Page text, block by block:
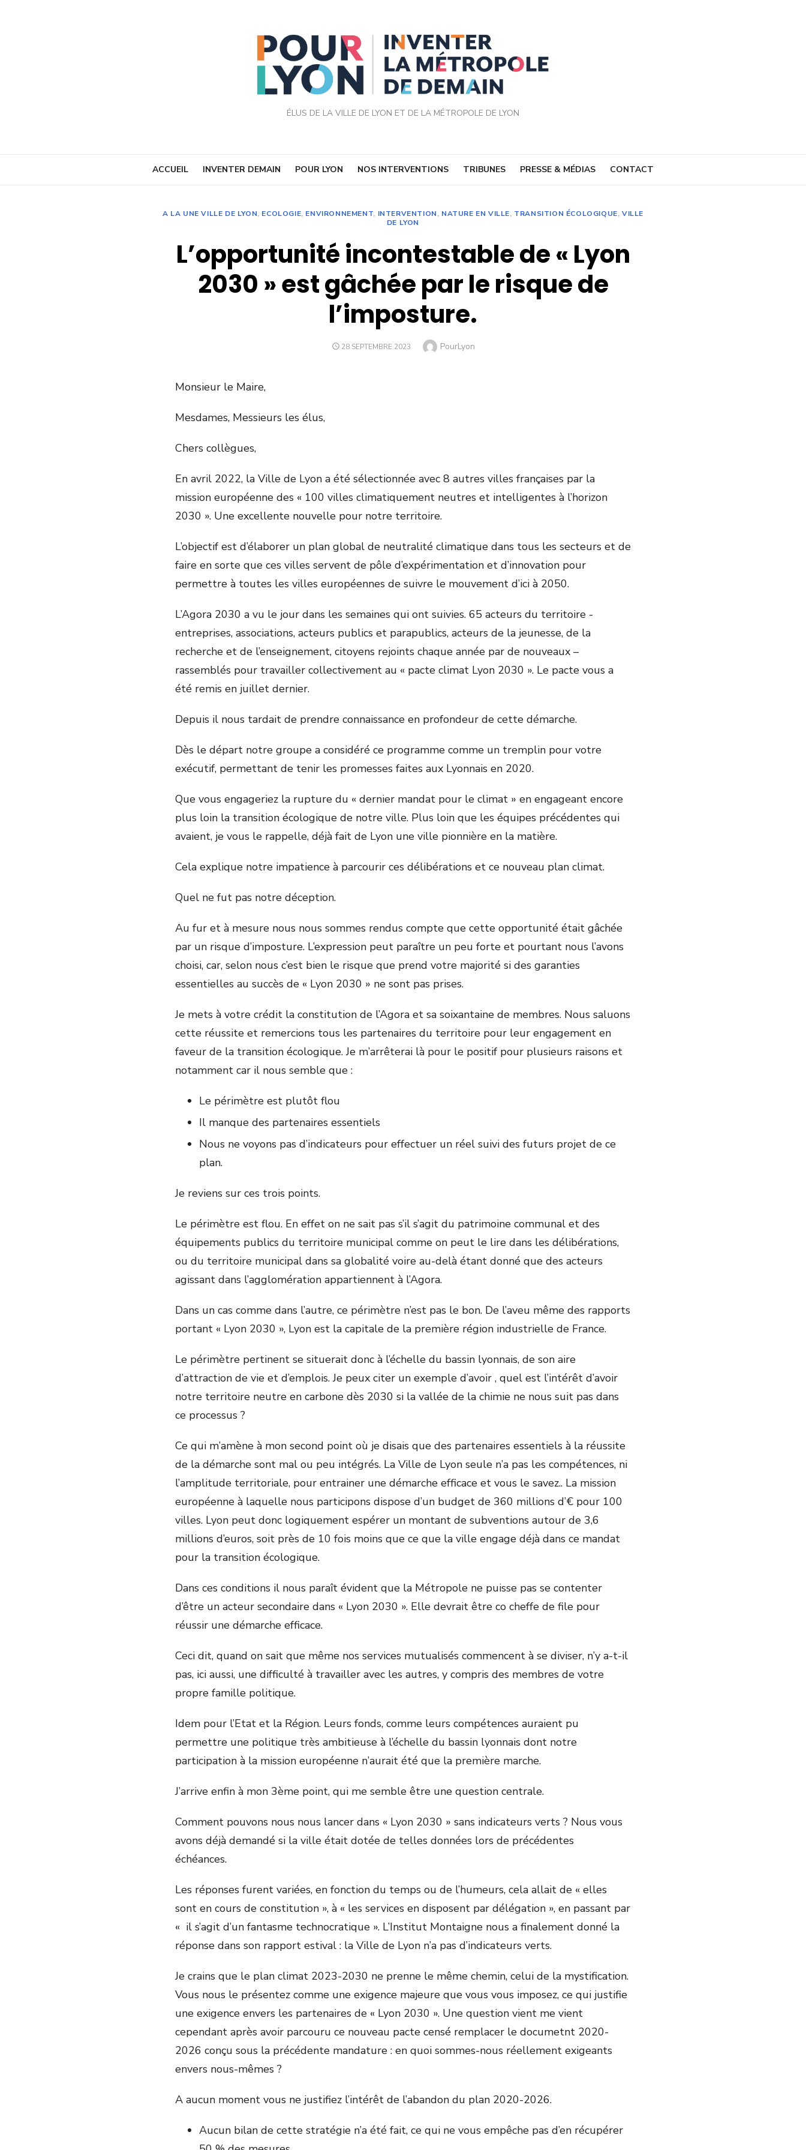
ÉLUS DE LA VILLE DE LYON ET DE LA MÉTROPOLE DE LYON
ACCUEIL INVENTER DEMAIN POUR LYON NOS INTERVENTIONS TRIBUNES PRESSE & MÉDIAS CONTACT
A LA UNE VILLE DE LYON, ECOLOGIE, ENVIRONNEMENT, INTERVENTION, NATURE EN VILLE, TRANSITION ÉCOLOGIQUE, VILLE
DE LYON
L’opportunité incontestable de « Lyon
2030 » est gâchée par le risque de
l’imposture.
POSTED
28 SEPTEMBRE 2023 Author
PourLyon
Monsieur le Maire,
Mesdames, Messieurs les élus,
Chers collègues,
En avril 2022, la Ville de Lyon a été sélectionnée avec 8 autres villes françaises par la
mission européenne des « 100 villes climatiquement neutres et intelligentes à l’horizon
2030 ». Une excellente nouvelle pour notre territoire.
L’objectif est d’élaborer un plan global de neutralité climatique dans tous les secteurs et de
faire en sorte que ces villes servent de pôle d’expérimentation et d’innovation pour
permettre à toutes les villes européennes de suivre le mouvement d’ici à 2050.
L’Agora 2030 a vu le jour dans les semaines qui ont suivies. 65 acteurs du territoire -
entreprises, associations, acteurs publics et parapublics, acteurs de la jeunesse, de la
recherche et de l’enseignement, citoyens rejoints chaque année par de nouveaux –
rassemblés pour travailler collectivement au « pacte climat Lyon 2030 ». Le pacte vous a
été remis en juillet dernier.
Depuis il nous tardait de prendre connaissance en profondeur de cette démarche.
Dès le départ notre groupe a considéré ce programme comme un tremplin pour votre
exécutif, permettant de tenir les promesses faites aux Lyonnais en 2020.
Que vous engageriez la rupture du « dernier mandat pour le climat » en engageant encore
plus loin la transition écologique de notre ville. Plus loin que les équipes précédentes qui
avaient, je vous le rappelle, déjà fait de Lyon une ville pionnière en la matière.
Cela explique notre impatience à parcourir ces délibérations et ce nouveau plan climat.
Quel ne fut pas notre déception.
Au fur et à mesure nous nous sommes rendus compte que cette opportunité était gâchée
par un risque d’imposture. L’expression peut paraître un peu forte et pourtant nous l’avons
choisi, car, selon nous c’est bien le risque que prend votre majorité si des garanties
essentielles au succès de « Lyon 2030 » ne sont pas prises.
Je mets à votre crédit la constitution de l’Agora et sa soixantaine de membres. Nous saluons
cette réussite et remercions tous les partenaires du territoire pour leur engagement en
faveur de la transition écologique. Je m’arrêterai là pour le positif pour plusieurs raisons et
notamment car il nous semble que :
Le périmètre est plutôt flou
Il manque des partenaires essentiels
Nous ne voyons pas d’indicateurs pour effectuer un réel suivi des futurs projet de ce
plan.
Je reviens sur ces trois points.
Le périmètre est flou. En effet on ne sait pas s’il s’agit du patrimoine communal et des
équipements publics du territoire municipal comme on peut le lire dans les délibérations,
ou du territoire municipal dans sa globalité voire au-delà étant donné que des acteurs
agissant dans l’agglomération appartiennent à l’Agora.
Dans un cas comme dans l’autre, ce périmètre n’est pas le bon. De l’aveu même des rapports
portant « Lyon 2030 », Lyon est la capitale de la première région industrielle de France.
Le périmètre pertinent se situerait donc à l’échelle du bassin lyonnais, de son aire
d’attraction de vie et d’emplois. Je peux citer un exemple d’avoir , quel est l’intérêt d’avoir
notre territoire neutre en carbone dès 2030 si la vallée de la chimie ne nous suit pas dans
ce processus ?
Ce qui m’amène à mon second point où je disais que des partenaires essentiels à la réussite
de la démarche sont mal ou peu intégrés. La Ville de Lyon seule n’a pas les compétences, ni
l’amplitude territoriale, pour entrainer une démarche efficace et vous le savez.. La mission
européenne à laquelle nous participons dispose d’un budget de 360 millions d’€ pour 100
villes. Lyon peut donc logiquement espérer un montant de subventions autour de 3,6
millions d’euros, soit près de 10 fois moins que ce que la ville engage déjà dans ce mandat
pour la transition écologique.
Dans ces conditions il nous paraît évident que la Métropole ne puisse pas se contenter
d’être un acteur secondaire dans « Lyon 2030 ». Elle devrait être co cheffe de file pour
réussir une démarche efficace.
Ceci dit, quand on sait que même nos services mutualisés commencent à se diviser, n’y a-t-il
pas, ici aussi, une difficulté à travailler avec les autres, y compris des membres de votre
propre famille politique.
Idem pour l’Etat et la Région. Leurs fonds, comme leurs compétences auraient pu
permettre une politique très ambitieuse à l’échelle du bassin lyonnais dont notre
participation à la mission européenne n’aurait été que la première marche.
J’arrive enfin à mon 3ème point, qui me semble être une question centrale.
Comment pouvons nous nous lancer dans « Lyon 2030 » sans indicateurs verts ? Nous vous
avons déjà demandé si la ville était dotée de telles données lors de précédentes
échéances.
Les réponses furent variées, en fonction du temps ou de l’humeurs, cela allait de « elles
sont en cours de constitution », à « les services en disposent par délégation », en passant par
« il s’agit d’un fantasme technocratique ». L’Institut Montaigne nous a finalement donné la
réponse dans son rapport estival : la Ville de Lyon n’a pas d’indicateurs verts.
Je crains que le plan climat 2023-2030 ne prenne le même chemin, celui de la mystification.
Vous nous le présentez comme une exigence majeure que vous vous imposez, ce qui justifie
une exigence envers les partenaires de « Lyon 2030 ». Une question vient me vient
cependant après avoir parcouru ce nouveau pacte censé remplacer le documetnt 2020-
2026 conçu sous la précédente mandature : en quoi sommes-nous réellement exigeants
envers nous-mêmes ?
A aucun moment vous ne justifiez l’intérêt de l’abandon du plan 2020-2026.
Aucun bilan de cette stratégie n’a été fait, ce qui ne vous empêche pas d’en récupérer